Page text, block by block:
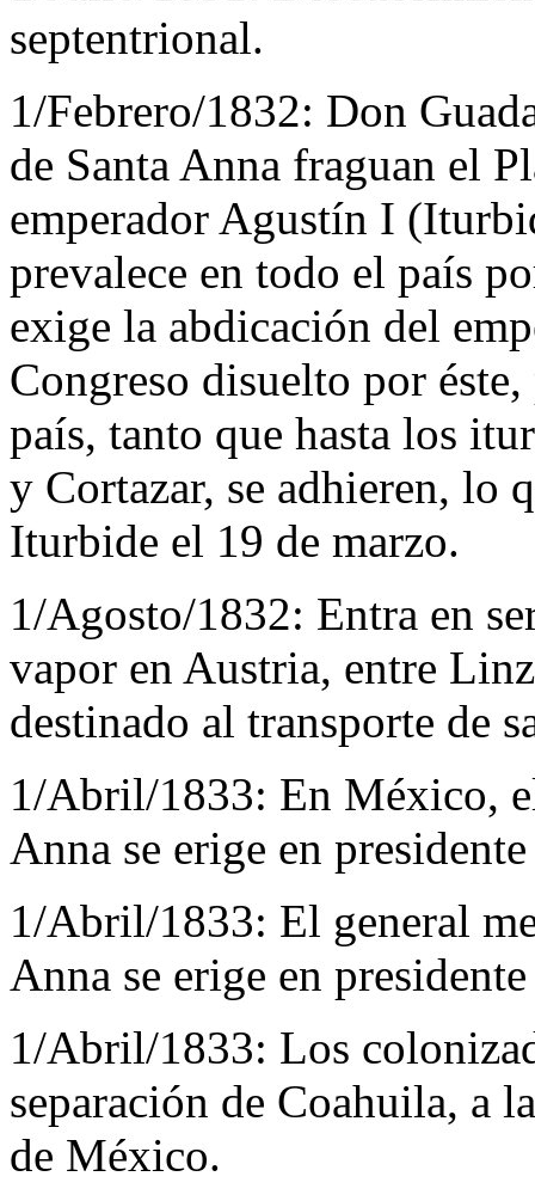
septentrional.
1/Febrero/1832: Don
de Santa Anna fraguan el
emperador Agustín I
prevalece en todo el país
exige la abdicación del
Congreso disuelto por
país, tanto que hasta los
y Cortazar, se adhieren, lo
Iturbide el 19 de marzo.
1/Agosto/1832: Entra en
vapor en Austria, entre
destinado al transporte de
1/Abril/1833: En México,
Anna se erige en
1/Abril/1833: El general
Anna se erige en
1/Abril/1833: Los
separación de Coahuila, a
de México.